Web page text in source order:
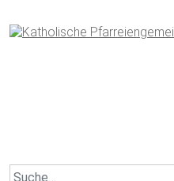
to
content
Search